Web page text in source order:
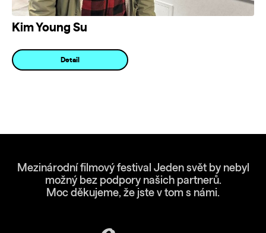
Kim Young Su
Detail
Mezinárodní filmový festival Jeden svět by nebyl
možný bez podpory našich partnerů.
Moc děkujeme, že jste v tom s námi.